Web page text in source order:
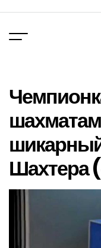
вмісту
Шахтера